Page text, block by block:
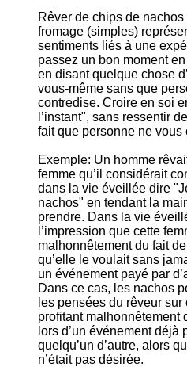
Rêver de chips de
fromage (simples)
sentiments liés à une
passez un bon moment
en disant quelque chose
vous-même sans que
contredise. Croire en soi
l’instant", sans ressentir
fait que personne ne vous
Exemple: Un homme
femme qu’il considérait
dans la vie éveillée dire
nachos" en tendant la
prendre. Dans la vie
l’impression que cette
malhonnêtement du fait
qu’elle le voulait sans
un événement payé par
Dans ce cas, les nachos
les pensées du rêveur sur
profitant malhonnêtement
lors d’un événement déjà
quelqu’un d’autre, alors
n’était pas désirée.